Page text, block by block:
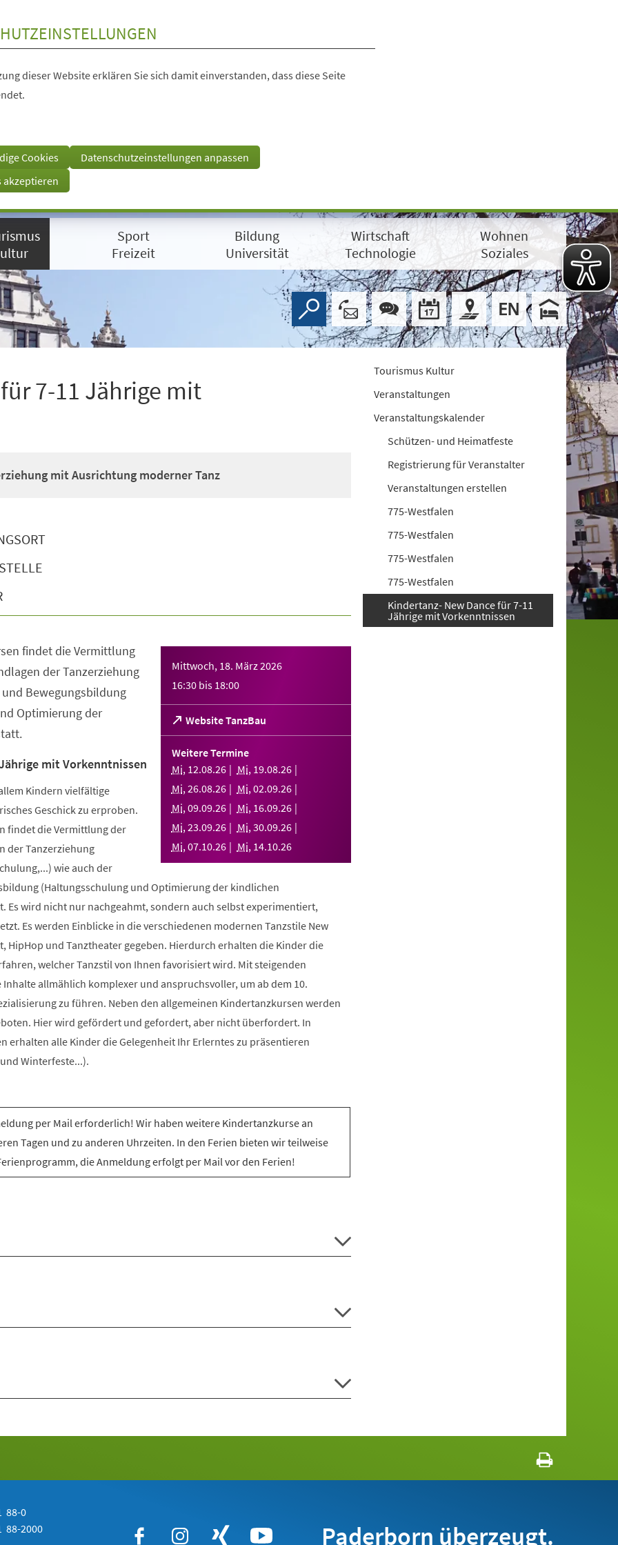
dieser Website erklären Sie sich damit einverstanden, dass diese Seite
Cookies
Datenschutzeinstellungen anpassen
akzeptieren
Sport
Freizeit
Bildung
Universität
Wirtschaft
Technologie
Wohnen
Soziales
7-11 Jährige mit
mit Ausrichtung moderner Tanz
Mittwoch, 18. März 2026
16:30 bis 18:00
Website TanzBau
(Öffnet
in
einem
neuen
Tab)
Weitere Termine
Mi, 12.08.26 Mi, 19.08.26
Mi,26.08.26 Mi,02.09.26
Mi,09.09.26 Mi, 16.09.26
Mi,23.09.26 Mi,30.09.26
Mi,07.10.26 Mi, 14.10.26
findet die Vermittlung
der Tanzerziehung
Bewegungsbildung
Optimierung der
mit Vorkenntnissen
Kindern vielfältige
Geschick zu erproben.
findet die Vermittlung der
der Tanzerziehung
wie auch der
(Haltungsschulung und Optimierung der kindlichen
Es wird nicht nur nachgeahmt, sondern auch selbst experimentiert,
Es werden Einblicke in die verschiedenen modernen Tanzstile New
HipHop und Tanztheater gegeben. Hierdurch erhalten die Kinder die
welcher Tanzstil von Ihnen favorisiert wird. Mit steigenden
allmählich komplexer und anspruchsvoller, um ab dem 10.
zu führen. Neben den allgemeinen Kindertanzkursen werden
Hier wird gefördert und gefordert, aber nicht überfordert. In
erhalten alle Kinder die Gelegenheit Ihr Erlerntes zu präsentieren
Winterfeste...).
per Mail erforderlich! Wir haben weitere Kindertanzkurse an
Tagen und zu anderen Uhrzeiten. In den Ferien bieten wir teilweise
die Anmeldung erfolgt per Mail vor den Ferien!
Tourismus Kultur
Veranstaltungen
Veranstaltungskalender
Schützen- und Heimatfeste
Registrierung für Veranstalter
Veranstaltungen erstellen
775-Westfalen
775-Westfalen
775-Westfalen
775-Westfalen
Kindertanz- New Dance für 7-11
Jährige mit Vorkenntnissen
88-0
88-2000 Paderborn überzeugt.